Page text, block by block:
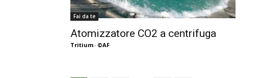
Fai da te
Atomizzatore CO2 a centrifuga
Tritium- ©AF